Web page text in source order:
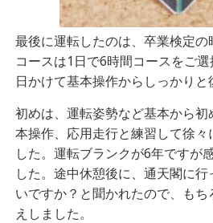
最後に運転したのは、卒業検定
コースは1日で6時間コースをご
日かけて基本操作からしっかりと
初めは、運転姿勢など基本から
本操作、応用走行と練習して徐々
した。運転ブランクが6年ですが
した。途中休憩後に、通天閣に
いですか？と聞かれたので、も
えしました。